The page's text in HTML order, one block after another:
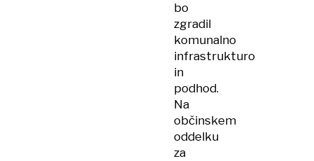
bo
zgradil
komunalno
infrastrukturo
in
podhod.
Na
občinskem
oddelku
za